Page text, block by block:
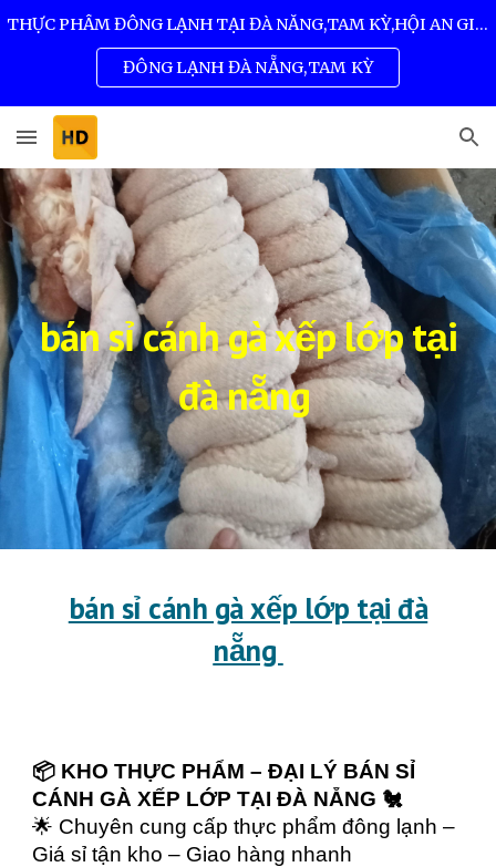
THỰC PHẨM ĐÔNG LẠNH TẠI ĐÀ NẴNG,TAM KỲ,HỘI AN GIÁ SỈ TỐT NHẤT 0932 557 973
ĐÔNG LẠNH ĐÀ NẴNG,TAM KỲ
bán sỉ cánh gà xếp lớp tại
đà nẵng
bán sỉ cánh gà xếp lớp tại đà
nẵng
📦 KHO THỰC PHẨM – ĐẠI LÝ BÁN SỈ
CÁNH GÀ XẾP LỚP TẠI ĐÀ NẴNG 🐔
🌟 Chuyên cung cấp thực phẩm đông lạnh –
Giá sỉ tận kho – Giao hàng nhanh